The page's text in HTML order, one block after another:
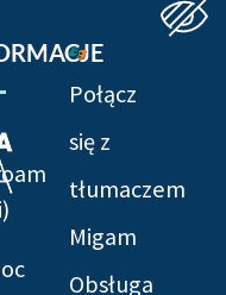
Połącz
się z
tłumaczem
Migam
Obsługa